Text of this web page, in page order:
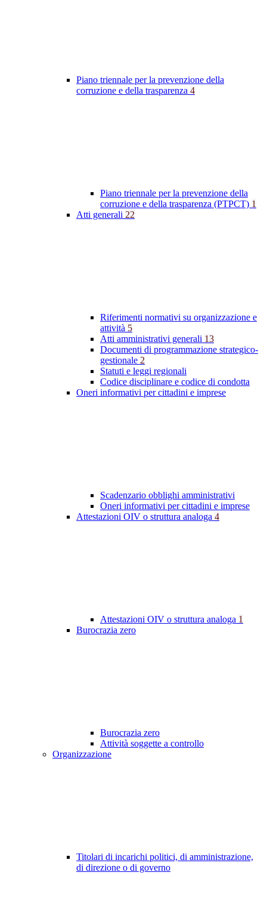
Piano triennale per la prevenzione della
corruzione e della trasparenza 4
Piano triennale per la prevenzione della
corruzione e della trasparenza (PTPCT) 1
Atti generali 22
Riferimenti normativi su organizzazione e
attività 5
Atti amministrativi generali 13
Documenti di programmazione strategico-
gestionale 2
Statuti e leggi regionali
Codice disciplinare e codice di condotta
Oneri informativi per cittadini e imprese
Scadenzario obblighi amministrativi
Oneri informativi per cittadini e imprese
Attestazioni OIV o struttura analoga 4
Attestazioni OIV o struttura analoga 1
Burocrazia zero
Burocrazia zero
Attività soggette a controllo
Organizzazione
Titolari di incarichi politici, di amministrazione,
di direzione o di governo